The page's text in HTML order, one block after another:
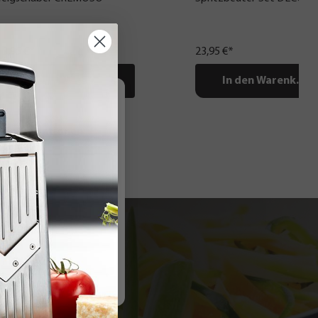
In den Warenkorb
23,95 €*
In den Warenkorb
Informationen